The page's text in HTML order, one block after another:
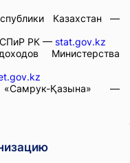
Казахстан —
РК — stat.gov.kz
Министерства
Қазына» —